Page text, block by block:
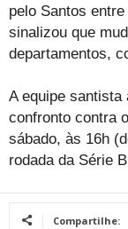
pelo Santos
sinalizou que
departamentos,
A equipe santista
confronto contra
sábado, às 16h
rodada da Série
Compartilhe: